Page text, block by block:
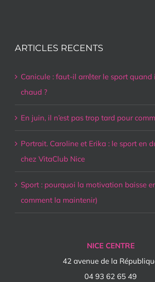
ARTICLES RECENTS
Canicule : faut-il arrêter le sport quand
chaud ?
En juin, il n’est pas trop tard pour
Portrait. Caroline et Erika : le sport en
chez VitaClub Nice
Sport : pourquoi la motivation baisse
comment la maintenir)
NICE CENTRE
42 avenue de la
04 93 62 65 49